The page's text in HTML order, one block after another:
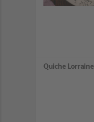
Quiche Lorraine